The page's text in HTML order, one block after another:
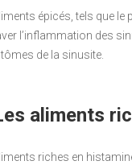
épicés, tels que
l’inflammation des
de la sinusite.
aliments
riches en